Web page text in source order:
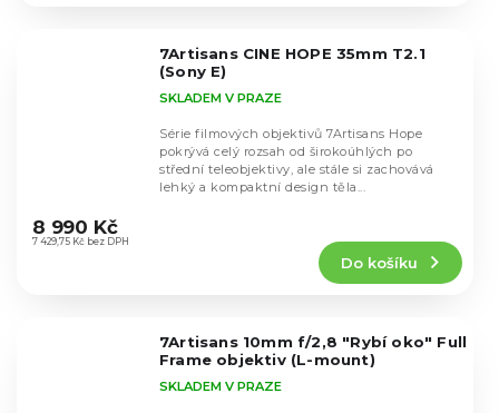
7Artisans CINE HOPE 35mm T2.1
(Sony E)
hodnocení
produktu
SKLADEM V PRAZE
7 429,75 Kč bez DPH
8 990 Kč
Do košíku
Série filmových objektivů 7Artisans Hope
pokrývá celý rozsah od širokoúhlých po
střední teleobjektivy, ale stále si zachovává
lehký a kompaktní design těla...
7Artisans 10mm f/2,8 "Rybí oko" Full
Frame objektiv (L-mount)
SKLADEM V PRAZE